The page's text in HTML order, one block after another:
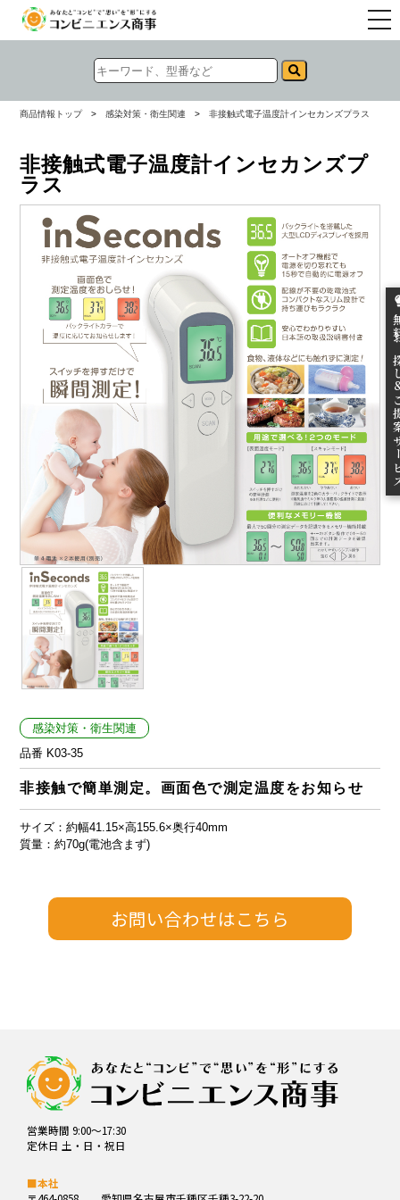
無
ご
商品情報トップ > 感染対策・衛生関連 > 非接触式電子温度計インセカンズプラス
非接触式電子温度計インセカンズプ
ラス
感染対策・衛生関連
品番 K03-35
非接触で簡単測定。画面色で測定温度をお知らせ
サイズ：約幅41.15×高155.6×奥行40mm
質量：約70g(電池含まず)
営業時間 9:00～17:30
定休日 土・日・祝日
■本社